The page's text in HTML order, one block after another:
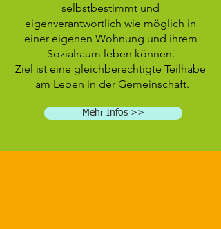
selbstbestimmt und
eigenverantwortlich wie möglich in
einer eigenen Wohnung und ihrem
Sozialraum leben können.
Ziel ist eine gleichberechtigte Teilhabe
am Leben in der Gemeinschaft.
Mehr Infos >>